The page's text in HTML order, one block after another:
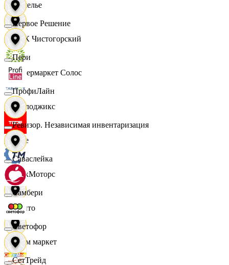
Сомелье
СПК Чистогорский
Супермаркет Солос
Таблоджикс
Твое
ТракМоторс
Фрито
Хоум маркет
Первое Решение
Пери
ПрофиЛайн
Ревизор. Независимая инвентаризация
Саваслейка
Самбери
Светофор
СетТрейд